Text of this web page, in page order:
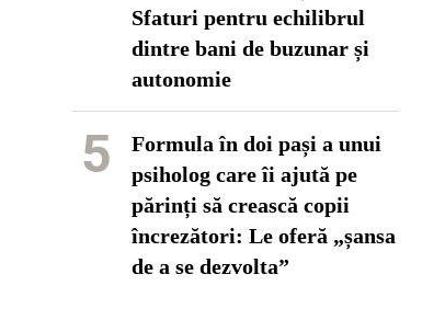
Sfaturi pentru echilibrul
dintre bani de buzunar și
autonomie
5
Formula în doi pași a unui
psiholog care îi ajută pe
părinți să crească copii
încrezători: Le oferă „șansa
de a se dezvolta”